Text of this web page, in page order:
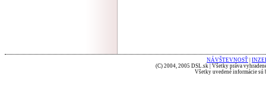
NÁVŠTEVNOSŤ
(C) 2004, 2005 DSL.sk | Všetky práva
Všetky uvedené informácie sú